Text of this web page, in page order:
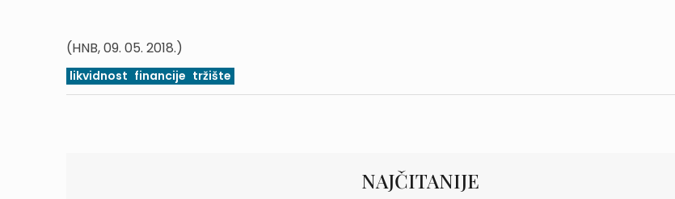
(HNB, 09. 05. 2018.)
likvidnost financije tržište
NAJČITANIJE